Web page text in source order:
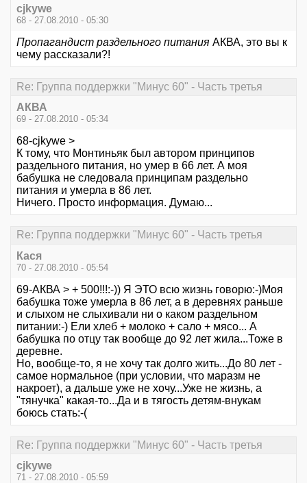
cjkywe
68 - 27.08.2010 - 05:30
Пропагандист раздельного питания АКВА, это вы к
чему рассказали?!
Re: Группа поддержки "Минус 60" - Часть третья
АКВА
69 - 27.08.2010 - 05:34
68-cjkywe >
К тому, что Монтиньяк был автором принципов
раздельного питания, но умер в 66 лет. А моя
бабушка не следовала принципам раздельно
питания и умерла в 86 лет.
Ничего. Просто информация. Думаю...
Re: Группа поддержки "Минус 60" - Часть третья
Кася
70 - 27.08.2010 - 05:54
69-АКВА > + 500!!!:-)) Я ЭТО всю жизнь говорю:-)Моя
бабушка тоже умерла в 86 лет, а в деревнях раньше
и слыхом не слыхивали ни о каком раздельном
питании:-) Ели хлеб + молоко + сало + мясо... А
бабушка по отцу так вообще до 92 лет жила...Тоже в
деревне.
Но, вообще-то, я не хочу так долго жить...До 80 лет -
самое нормальное (при условии, что маразм не
накроет), а дальше уже не хочу...Уже не жизнь, а
"тянучка" какая-то...Да и в тягость детям-внукам
боюсь стать:-(
Re: Группа поддержки "Минус 60" - Часть третья
cjkywe
71 - 27.08.2010 - 05:59